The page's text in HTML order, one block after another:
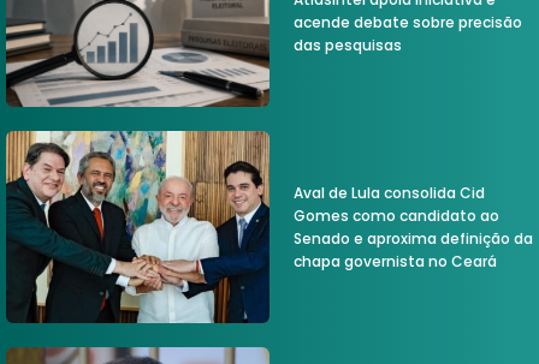
acende debate sobre precisão
das pesquisas
Aval de Lula consolida Cid
Gomes como candidato ao
Senado e aproxima definição da
chapa governista no Ceará